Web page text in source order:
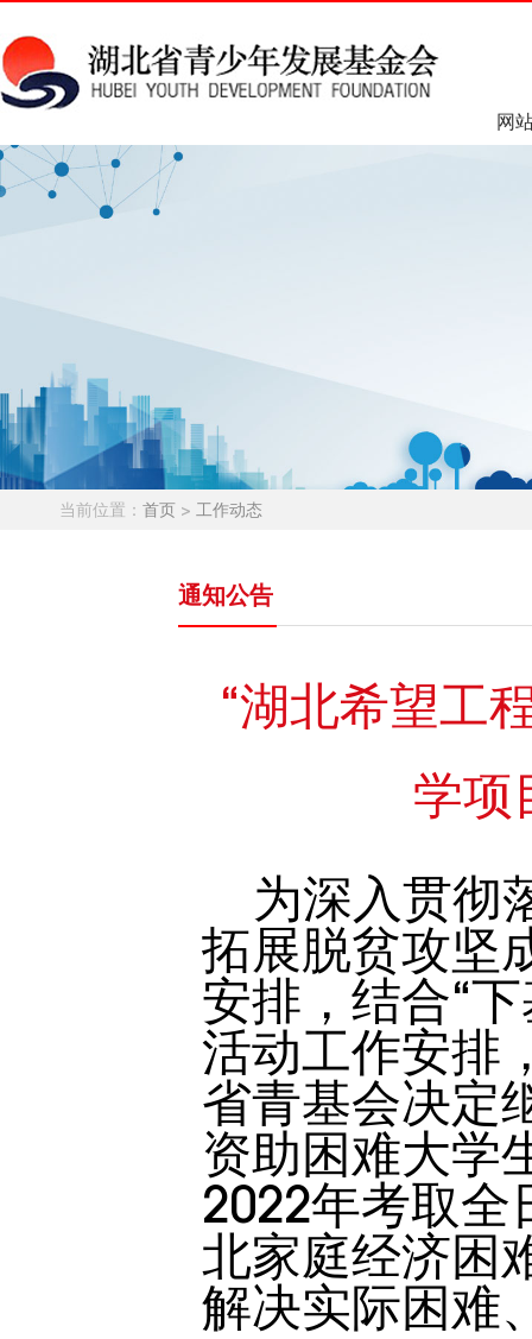
网
当前位置： 首页 > 工作动态
通知公告
“湖北希望工
学项
为深入贯彻
拓展脱贫攻坚
安排，结合“
活动工作安排
省青基会决定
资助困难大学
2022年考取
北家庭经济困
解决实际困难